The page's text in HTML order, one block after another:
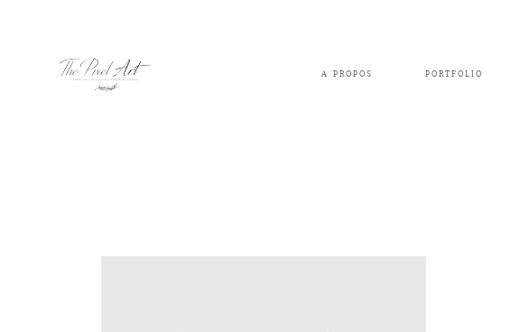
A PROPOS PORTFOLIO